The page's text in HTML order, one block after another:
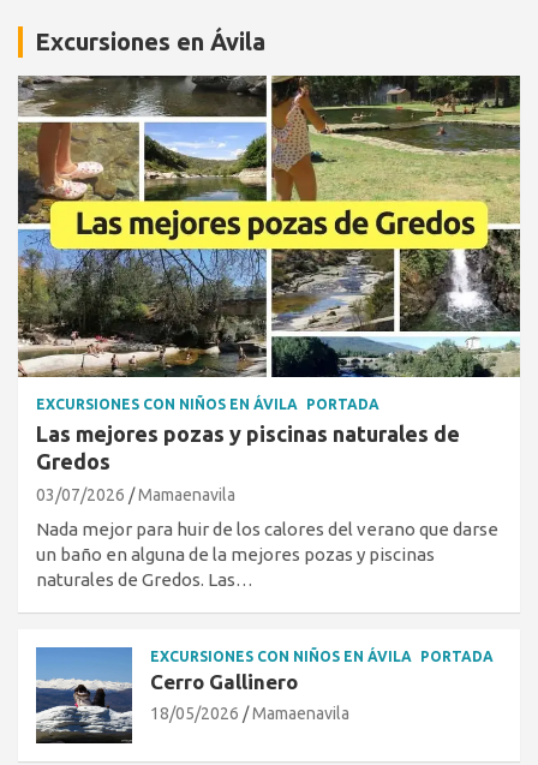
Excursiones en Ávila
EXCURSIONES CON NIÑOS EN ÁVILA PORTADA
Las mejores pozas y piscinas naturales de
Gredos
03/07/2026 Mamaenavila
Nada mejor para huir de los calores del verano que darse
un baño en alguna de la mejores pozas y piscinas
naturales de Gredos. Las…
EXCURSIONES CON NIÑOS EN ÁVILA PORTADA
Cerro Gallinero
18/05/2026 Mamaenavila